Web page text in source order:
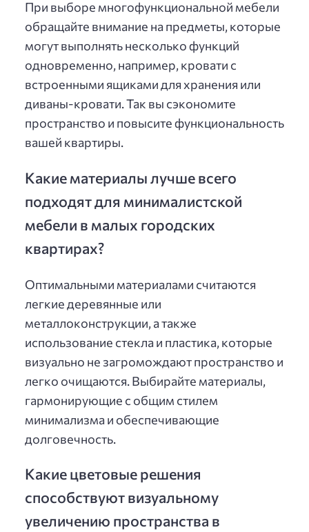
При выборе многофункциональной мебели
обращайте внимание на предметы, которые
могут выполнять несколько функций
одновременно, например, кровати с
встроенными ящиками для хранения или
диваны-кровати. Так вы сэкономите
пространство и повысите функциональность
вашей квартиры.
Какие материалы лучше всего
подходят для минималистской
мебели в малых городских
квартирах?
Оптимальными материалами считаются
легкие деревянные или
металлоконструкции, а также
использование стекла и пластика, которые
визуально не загромождают пространство и
легко очищаются. Выбирайте материалы,
гармонирующие с общим стилем
минимализма и обеспечивающие
долговечность.
Какие цветовые решения
способствуют визуальному
увеличению пространства в